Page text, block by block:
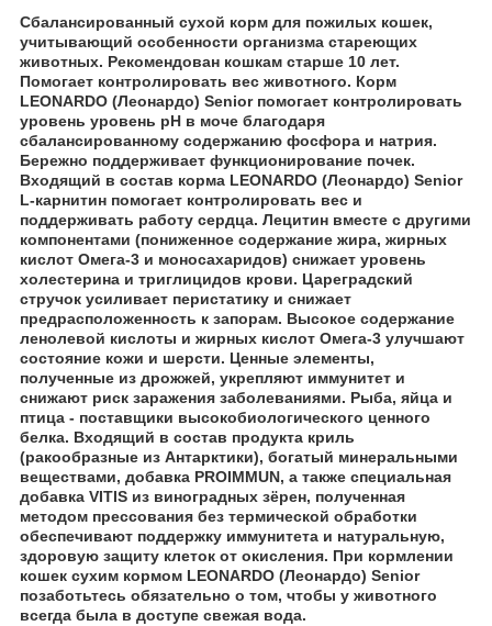
Сбалансированный сухой корм для пожилых кошек,
учитывающий особенности организма стареющих
животных. Рекомендован кошкам старше 10 лет.
Помогает контролировать вес животного. Корм
LEONARDO (Леонардо) Senior помогает контролировать
уровень уровень pH в моче благодаря
сбалансированному содержанию фосфора и натрия.
Бережно поддерживает функционирование почек.
Входящий в состав корма LEONARDO (Леонардо) Senior
L-карнитин помогает контролировать вес и
поддерживать работу сердца. Лецитин вместе с другими
компонентами (пониженное содержание жира, жирных
кислот Омега-3 и моносахаридов) снижает уровень
холестерина и триглицидов крови. Цареградский
стручок усиливает перистатику и снижает
предрасположенность к запорам. Высокое содержание
ленолевой кислоты и жирных кислот Омега-3 улучшают
состояние кожи и шерсти. Ценные элементы,
полученные из дрожжей, укрепляют иммунитет и
снижают риск заражения заболеваниями. Рыба, яйца и
птица - поставщики высокобиологического ценного
белка. Входящий в состав продукта криль
(ракообразные из Антарктики), богатый минеральными
веществами, добавка PROIMMUN, а также специальная
добавка VITIS из виноградных зёрен, полученная
методом прессования без термической обработки
обеспечивают поддержку иммунитета и натуральную,
здоровую защиту клеток от окисления. При кормлении
кошек сухим кормом LEONARDO (Леонардо) Senior
позаботьтесь обязательно о том, чтобы у животного
всегда была в доступе свежая вода.